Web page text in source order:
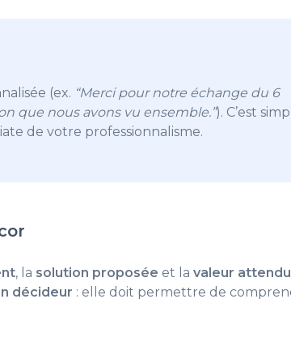
(ex. “Merci pour notre échange du 6
que nous avons vu ensemble.”). C’est
de votre professionnalisme.
, la solution proposée et la valeur
décideur : elle doit permettre de